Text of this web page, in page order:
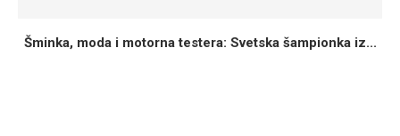
Šminka, moda i motorna testera: Svetska šampionka iz...